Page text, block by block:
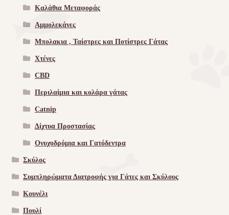
Καλάθια Μεταφοράς
Αμμολεκάνες
Μπολακια , Ταίστρες και Ποτίστρες Γάτας
Χτένες
CBD
Περιλαίμια και κολάρα γάτας
Catnip
Δίχτυα Προστασίας
Ονυχοδρόμια και Γατόδεντρα
Σκύλος
Συμπληρώματα Διατροφής για Γάτες και Σκύλους
Κουνέλι
Πουλί